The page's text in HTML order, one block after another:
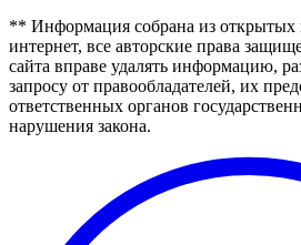
** Информация собрана из открытых
интернет, все авторские права
сайта вправе удалять информацию,
запросу от правообладателей, их
ответственных органов
нарушения закона.